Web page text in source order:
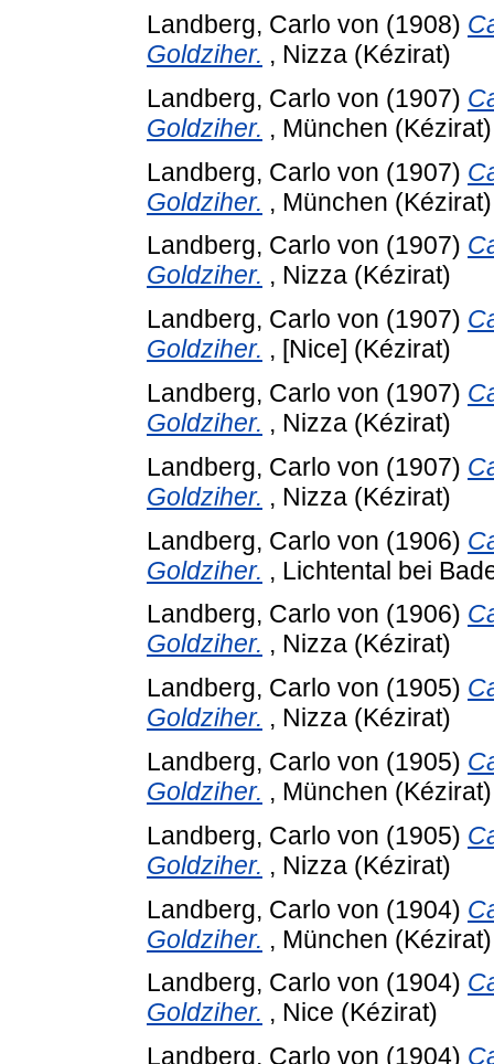
Landberg, Carlo von (1908)
Goldziher. , Nizza (Kézirat)
Landberg, Carlo von (1907)
Goldziher. , München (Kézirat)
Landberg, Carlo von (1907)
Goldziher. , München (Kézirat)
Landberg, Carlo von (1907)
Goldziher. , Nizza (Kézirat)
Landberg, Carlo von (1907)
Goldziher. , [Nice] (Kézirat)
Landberg, Carlo von (1907)
Goldziher. , Nizza (Kézirat)
Landberg, Carlo von (1907)
Goldziher. , Nizza (Kézirat)
Landberg, Carlo von (1906)
Goldziher. , Lichtental bei
Landberg, Carlo von (1906)
Goldziher. , Nizza (Kézirat)
Landberg, Carlo von (1905)
Goldziher. , Nizza (Kézirat)
Landberg, Carlo von (1905)
Goldziher. , München (Kézirat)
Landberg, Carlo von (1905)
Goldziher. , Nizza (Kézirat)
Landberg, Carlo von (1904)
Goldziher. , München (Kézirat)
Landberg, Carlo von (1904)
Goldziher. , Nice (Kézirat)
Landberg, Carlo von (1904)